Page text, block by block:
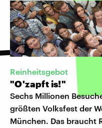
Reinheitsgebot
"O'zapft is!"
Sechs Millionen
größten Volksfest der
München. Das braucht